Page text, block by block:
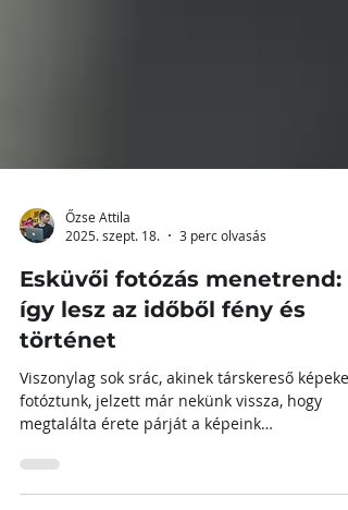
2025. szept. 18.
3 perc olvasás
Esküvői fotózás menetrend:
így lesz az időből fény és
történet
Viszonylag sok srác, akinek társkereső képeket
fotóztunk, jelzett már nekünk vissza, hogy
megtalálta érete párját a képeink